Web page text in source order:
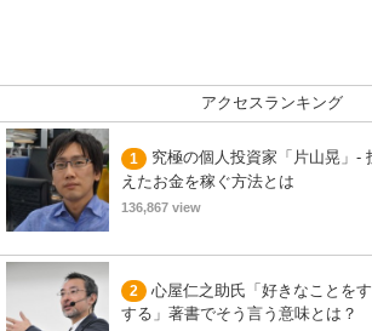
アクセスランキング
1
究極の個人投資家「片山晃」-
えたお金を稼ぐ方法とは
136,867 view
2
心屋仁之助氏「好きなことを
する」著書でそう言う意味とは？